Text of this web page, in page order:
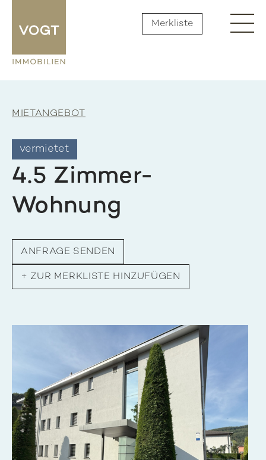
Merkliste
MIETANGEBOT
vermietet
4.5 Zimmer-
Wohnung
ANFRAGE SENDEN
+ ZUR MERKLISTE HINZUFÜGEN